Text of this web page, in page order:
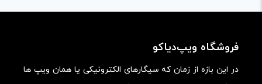
فروشگاه ویپ‌دیاکو
در این بازه از زمان که سیگارهای الکترونیکی یا همان ویپ ها